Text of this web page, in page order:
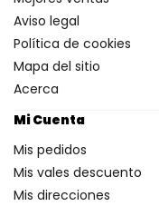
Aviso legal
Política de cookies
Mapa del sitio
Acerca
Mi Cuenta
Mis pedidos
Mis vales descuento
Mis direcciones